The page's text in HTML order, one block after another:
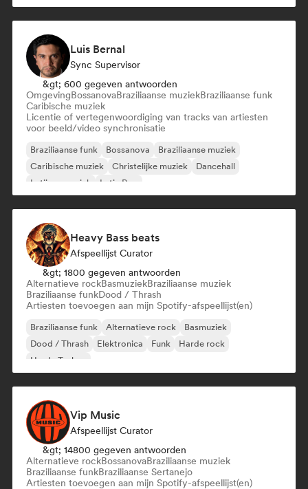
Luis Bernal
Sync Supervisor
&gt; 600 gegeven antwoorden
OmgevingBossanovaBraziliaanse muziekBraziliaanse funk
Caribische muziek
Licentie of vertegenwoordiging van tracks van artiesten
voor beeld/video synchronisatie
Braziliaanse funk Bossanova
Braziliaanse muziek
Caribische muziek
Christelijke muziek
Dancehall
Latijnse muziek
Latin Pop
Heavy Bass beats
Afspeellijst Curator
&gt; 1800 gegeven antwoorden
Alternatieve rockBasmuziekBraziliaanse muziek
Braziliaanse funkDood / Thrash
Artiesten toevoegen aan mijn Spotify-afspeellijst(en)
Braziliaanse funk Alternatieve rock
Basmuziek
Dood / Thrash
Elektronica Funk
Harde rock
Harde Techno
Vip Music
Afspeellijst Curator
&gt; 14800 gegeven antwoorden
Alternatieve rockBossanovaBraziliaanse muziek
Braziliaanse funkBraziliaanse Sertanejo
Artiesten toevoegen aan mijn Spotify-afspeellijst(en)